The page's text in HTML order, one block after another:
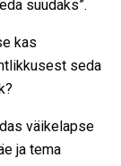
suudaks”.
kas
seda
väikelapse
ja tema